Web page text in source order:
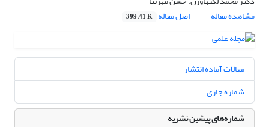
مشاهده مقاله
اصل مقاله 399.41 K
مقالات آماده انتشار
شماره جاری
شماره‌های پیشین نشریه